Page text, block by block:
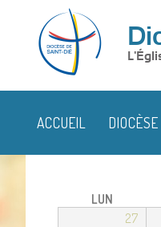
ACCUEIL DIOCÈSE
LUN
27